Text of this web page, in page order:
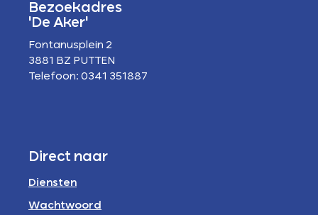
Bezoekadres
'De Aker'
Fontanusplein 2
3881 BZ PUTTEN
Telefoon: 0341 351887
Direct naar
Diensten
Wachtwoord